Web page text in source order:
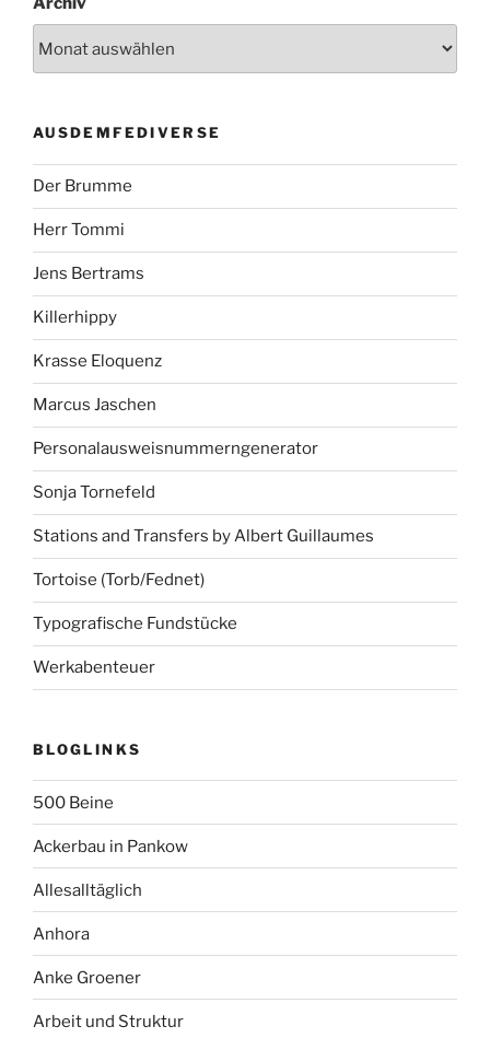
AUSDEMFEDIVERSE
Der Brumme
Herr Tommi
Jens Bertrams
Killerhippy
Krasse Eloquenz
Marcus Jaschen
Personalausweisnummerngenerator
Sonja Tornefeld
Stations and Transfers by Albert Guillaumes
Tortoise (Torb/Fednet)
Typografische Fundstücke
Werkabenteuer
BLOGLINKS
500 Beine
Ackerbau in Pankow
Allesalltäglich
Anhora
Anke Groener
Arbeit und Struktur